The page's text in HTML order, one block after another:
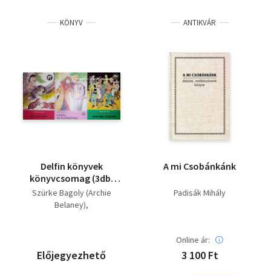
KÖNYV
Delfin könyvek
könyvcsomag (3db)
Két kicsi hód, Kanóc,
az életművész, Lusta
Szürke Bagoly (Archie
Belaney)
Padisák Mihály
Előjegyezhető
ANTIKVÁR
A mi Csobánkánk
Padisák Mihály
Online ár:
3 100 Ft